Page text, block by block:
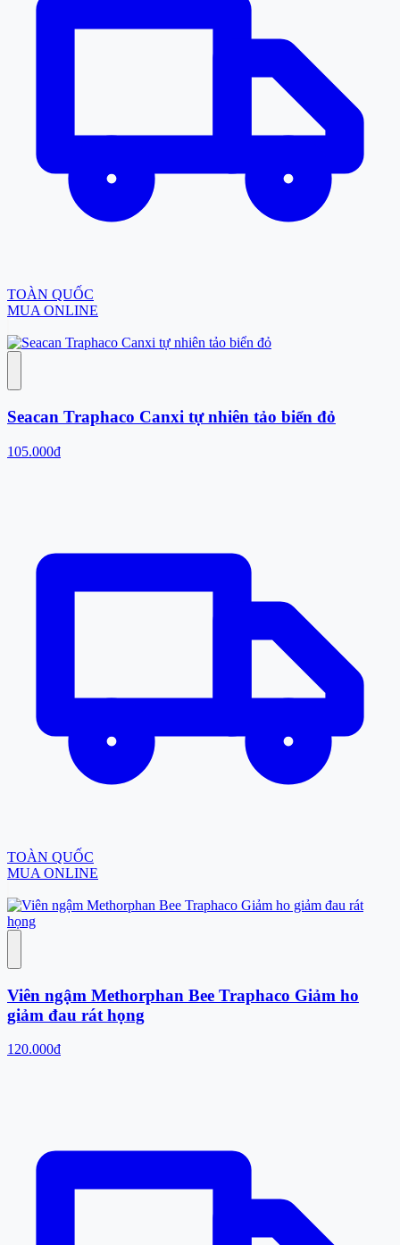
TOÀN QUỐC
MUA ONLINE
Seacan Traphaco Canxi tự nhiên tảo biển đỏ
105.000đ
TOÀN QUỐC
MUA ONLINE
Viên ngậm Methorphan Bee Traphaco Giảm ho
giảm đau rát họng
120.000đ